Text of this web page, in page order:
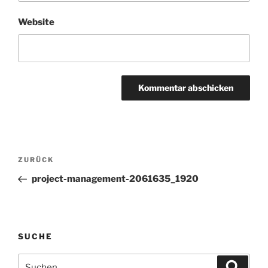
Website
Beitragsnavigation
Vorheriger
Beitrag
ZURÜCK
project-management-2061635_1920
SUCHE